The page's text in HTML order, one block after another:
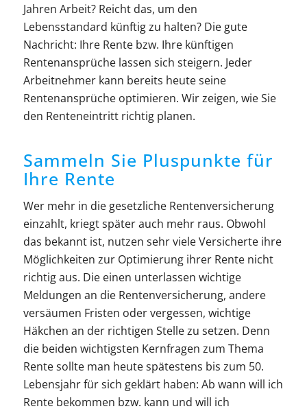
Jahren Arbeit? Reicht das, um den
Lebensstandard künftig zu halten? Die gute
Nachricht: Ihre Rente bzw. Ihre künftigen
Rentenansprüche lassen sich steigern. Jeder
Arbeitnehmer kann bereits heute seine
Rentenansprüche optimieren. Wir zeigen, wie Sie
den Renteneintritt richtig planen.
Sammeln Sie Pluspunkte für
Ihre Rente
Wer mehr in die gesetzliche Rentenversicherung
einzahlt, kriegt später auch mehr raus. Obwohl
das bekannt ist, nutzen sehr viele Versicherte ihre
Möglichkeiten zur Optimierung ihrer Rente nicht
richtig aus. Die einen unterlassen wichtige
Meldungen an die Rentenversicherung, andere
versäumen Fristen oder vergessen, wichtige
Häkchen an der richtigen Stelle zu setzen. Denn
die beiden wichtigsten Kernfragen zum Thema
Rente sollte man heute spätestens bis zum 50.
Lebensjahr für sich geklärt haben: Ab wann will ich
Rente bekommen bzw. kann und will ich